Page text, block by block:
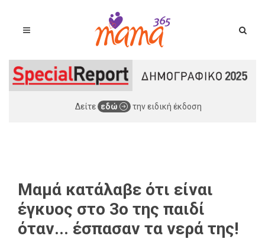
Δείτε εδώ την ειδική έκδοση
Μαμά κατάλαβε ότι είναι
έγκυος στο 3ο της παιδί
όταν... έσπασαν τα νερά της!